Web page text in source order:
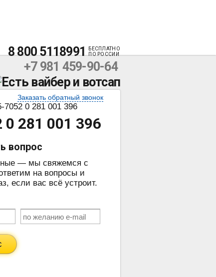
8 800 5118991
БЕСПЛАТНО
ПО РОССИИ
+7 981 459-90-64
Заказать обратный звонок
7052 0 281 001 396
281 001 396
вопрос
— мы свяжемся с
на вопросы и
если вас всё устроит.